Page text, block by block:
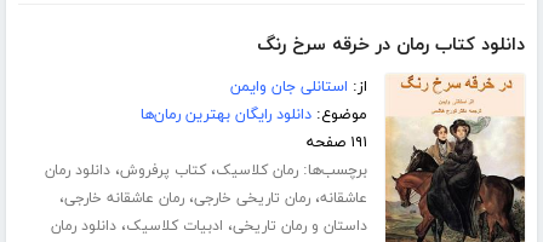
دانلود کتاب رمان در خرقه سرخ رنگ
از: استانلی جان وایمن
موضوع:دانلود رایگان بهترین رمان‌ها
۱۹۱ صفحه
برچسب‌ها:رمان کلاسیک،کتاب پرفروش،دانلود رمان
عاشقانه،رمان تاریخی خارجی،رمان عاشقانه خارجی،
داستان و رمان تاریخی، ادبیات کلاسیک،دانلود رمان